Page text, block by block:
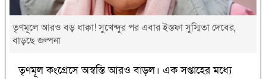
তৃণমূলে আরও বড় ধাক্কা! সুখেন্দুর পর এবার ইস্তফা সুস্মিতা দেবের,
বাড়ছে জল্পনা
তৃণমূল কংগ্রেসে অস্বস্তি আরও বাড়ল। এক সপ্তাহের মধ্যে